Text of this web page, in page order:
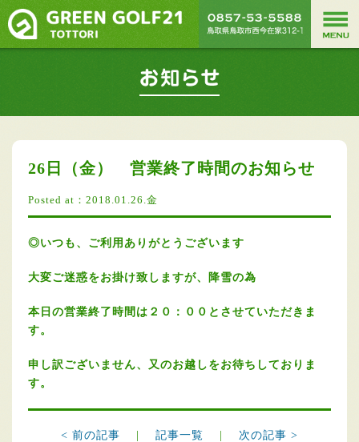
26日（金） 営業終了時間のお知らせ
Posted at：2018.01.26.金
◎いつも、ご利用ありがとうございます
大変ご迷惑をお掛け致しますが、降雪の為
本日の営業終了時間は２０：００とさせていただきま
す。
申し訳ございません、又のお越しをお待ちしておりま
す。
< 前の記事 記事一覧 次の記事 >